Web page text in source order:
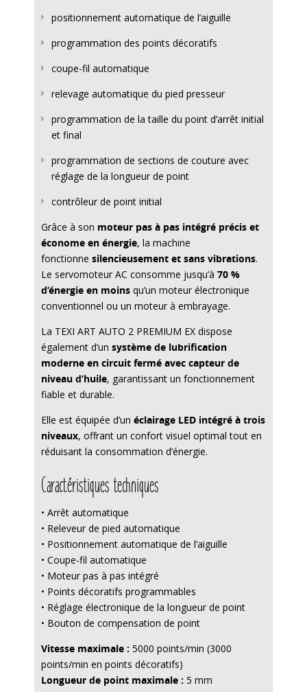
positionnement automatique de l’aiguille
programmation des points décoratifs
coupe-fil automatique
relevage automatique du pied presseur
programmation de la taille du point d’arrêt initial
et final
programmation de sections de couture avec
réglage de la longueur de point
contrôleur de point initial
Grâce à son moteur pas à pas intégré précis et
économe en énergie, la machine
fonctionne silencieusement et sans vibrations.
Le servomoteur AC consomme jusqu’à 70 %
d’énergie en moins qu’un moteur électronique
conventionnel ou un moteur à embrayage.
La TEXI ART AUTO 2 PREMIUM EX dispose
également d’un système de lubrification
moderne en circuit fermé avec capteur de
niveau d’huile, garantissant un fonctionnement
fiable et durable.
Elle est équipée d’un éclairage LED intégré à trois
niveaux, offrant un confort visuel optimal tout en
réduisant la consommation d’énergie.
Caractéristiques techniques
• Arrêt automatique
• Releveur de pied automatique
• Positionnement automatique de l’aiguille
• Coupe-fil automatique
• Moteur pas à pas intégré
• Points décoratifs programmables
• Réglage électronique de la longueur de point
• Bouton de compensation de point
Vitesse maximale : 5000 points/min (3000
points/min en points décoratifs)
Longueur de point maximale : 5 mm